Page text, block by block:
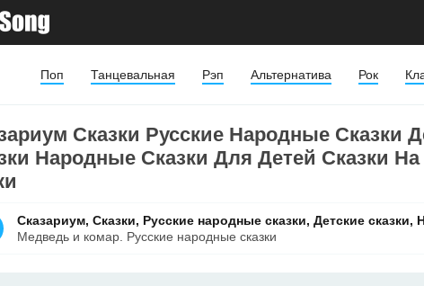
Поп Танцевальная Рэп Альтернатива Рок
Сказки Русские Народные Сказки
Народные Сказки Для Детей Сказки
Медведь и комар. Русские народные сказки